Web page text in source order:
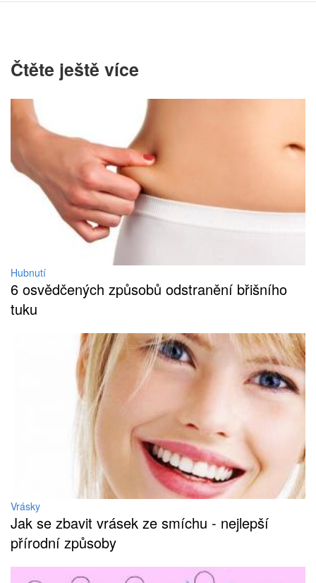
Čtěte ještě více
Hubnutí
6 osvědčených způsobů odstranění břišního
tuku
Vrásky
Jak se zbavit vrásek ze smíchu - nejlepší
přírodní způsoby